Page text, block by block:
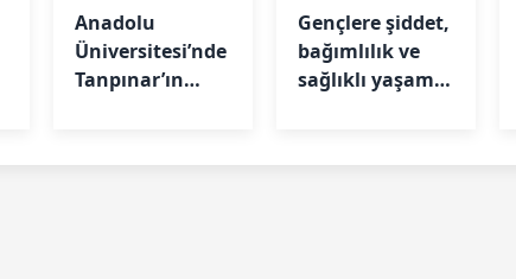
Anadolu
Üniversitesi’nde
Tanpınar’ın
Gençlere şiddet,
bağımlılık ve
sağlıklı yaşam